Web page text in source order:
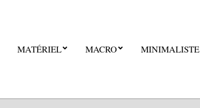
MATÉRIEL MACRO MINIMALISTE